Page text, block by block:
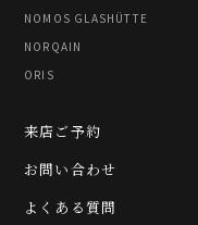
NOMOS GLASHÜTTE
NORQAIN
ORIS
来店ご予約
お問い合わせ
よくある質問